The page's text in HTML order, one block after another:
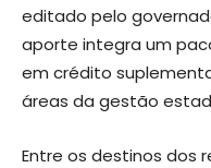
editado pelo
aporte integra um
em crédito
áreas da gestão
Entre os destinos dos